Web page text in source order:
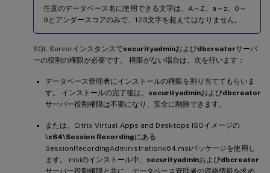
任意のデータベース名に使用できる文字は、A～Z、a～z、0～
9とアンダースコアのみで、123文字を超えてはなりません。
SQL Serverインスタンスでsecurityadminおよびdbcreatorサーバ
ーの役割の権限が必要です。 権限がない場合は、次を行います：
データベース管理者にインストールの権限を割り当ててもらいま
す。 インストールの完了後は、 securityadminおよびdbcreator
サーバー役割権限は不要になり、安全に削除できます。
または、Citrix Virtual Apps and Desktops ISOイメージの
\x64\Session Recordingにある
SessionRecordingAdministrationx64.msiパッケージを使用し
ます。 msiのインストール中、 securityadminおよびdbcreator
サーバー役割権限と共に、データベース管理者の資格情報を求め